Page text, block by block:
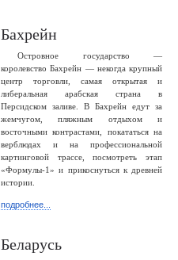
Бахрейн
Островное государство —
королевство Бахрейн — некогда крупный
центр торговли, самая открытая и
либеральная арабская страна в
Персидском заливе. В Бахрейн едут за
жемчугом, пляжным отдыхом и
восточными контрастами, покататься на
верблюдах и на профессиональной
картинговой трассе, посмотреть этап
«Формулы-1» и прикоснуться к древней
истории.
подробнее...
Беларусь